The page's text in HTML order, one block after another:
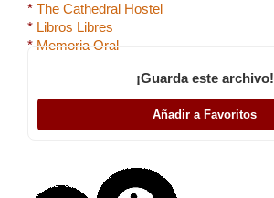
* The Cathedral Hostel
* Libros Libres
* Memoria Oral
¡Guarda este archivo!
Añadir a Favoritos